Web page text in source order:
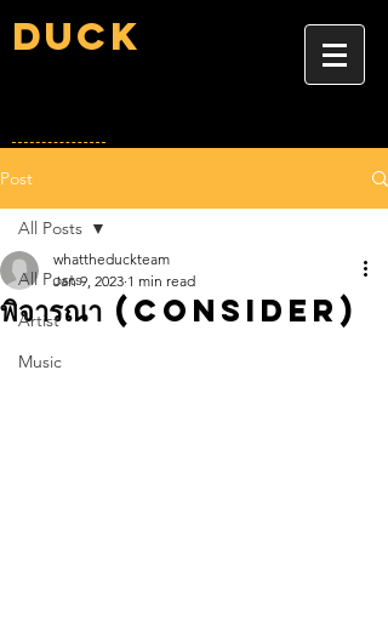
Duck
Post
All Posts
Artist
Music
All Posts
พิจารณา (Consider)
whattheduckteam
Jan 9, 2023 1 min read